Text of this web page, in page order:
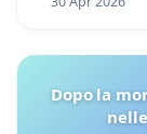
Dopo la